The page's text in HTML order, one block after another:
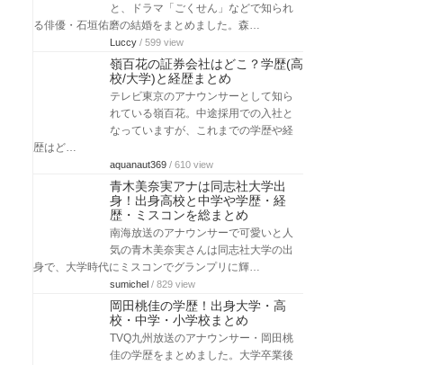
と、ドラマ「ごくせん」などで知られ
る俳優・石垣佑磨の結婚をまとめました。森…
Luccy / 599 view
嶺百花の証券会社はどこ？学歴(高
校/大学)と経歴まとめ
テレビ東京のアナウンサーとして知ら
れている嶺百花。中途採用での入社と
なっていますが、これまでの学歴や経
歴はど…
aquanaut369 / 610 view
青木美奈実アナは同志社大学出
身！出身高校と中学や学歴・経
歴・ミスコンを総まとめ
南海放送のアナウンサーで可愛いと人
気の青木美奈実さんは同志社大学の出
身で、大学時代にミスコンでグランプリに輝…
sumichel / 829 view
岡田桃佳の学歴！出身大学・高
校・中学・小学校まとめ
TVQ九州放送のアナウンサー・岡田桃
佳の学歴をまとめました。大学卒業後